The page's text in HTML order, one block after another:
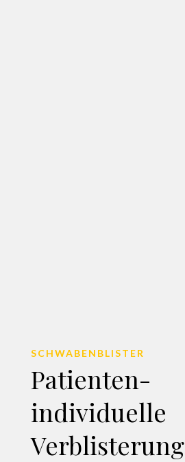
SCHWABENBLISTER
Patienten-
individuelle
Verblisterung